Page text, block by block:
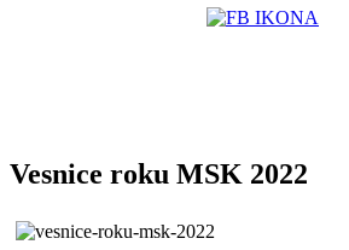
Vesnice roku MSK 2022